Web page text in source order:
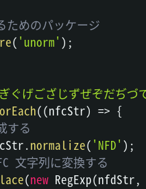
めのパッケージ
( 'unorm' ) ;
ぐげござじずぜぞだぢづ
((nfcStr) => {
する
.normalize( 'NFD' ) ;
文字列に変換する
(new RegExp(nfdStr,